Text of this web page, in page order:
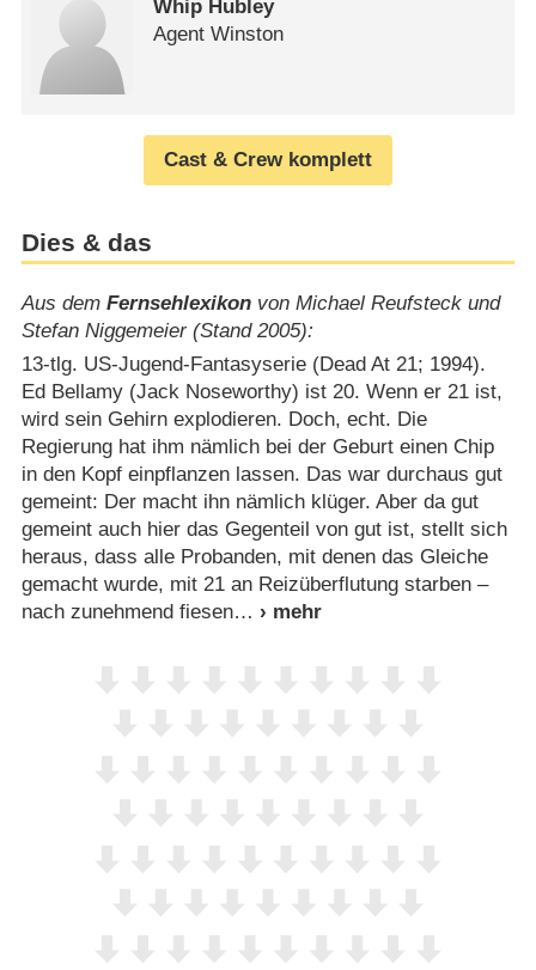
Whip Hubley
Agent Winston
Cast & Crew komplett
Dies & das
Aus dem Fernsehlexikonvon Michael Reufsteck und
Stefan Niggemeier (Stand 2005):
13-tlg. US-Jugend-Fantasyserie (Dead At 21; 1994).
Ed Bellamy (Jack Noseworthy) ist 20. Wenn er 21 ist,
wird sein Gehirn explodieren. Doch, echt. Die
Regierung hat ihm nämlich bei der Geburt einen Chip
in den Kopf einpflanzen lassen. Das war durchaus gut
gemeint: Der macht ihn nämlich klüger. Aber da gut
gemeint auch hier das Gegenteil von gut ist, stellt sich
heraus, dass alle Probanden, mit denen das Gleiche
gemacht wurde, mit 21 an Reizüberflutung starben –
nach zunehmend fiesen